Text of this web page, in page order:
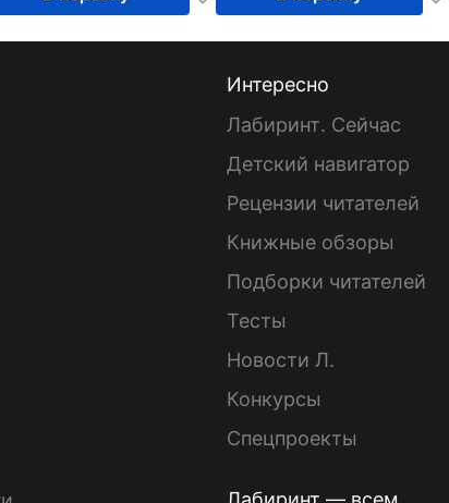
Интересно
Лабиринт. Сейчас
Детский навигатор
Рецензии читателей
Книжные обзоры
Подборки читателей
Тесты
Новости Л.
Конкурсы
Спецпроекты